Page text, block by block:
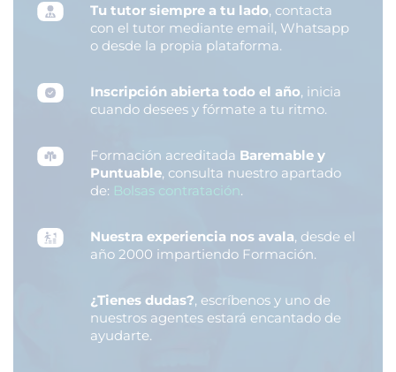
Tu tutor siempre a tu lado, contacta
con el tutor mediante email, Whatsapp
o desde la propia plataforma.
Inscripción abierta todo el año, inicia
cuando desees y fórmate a tu ritmo.
Formación acreditada Baremable y
Puntuable, consulta nuestro apartado
de: Bolsas contratación.
Nuestra experiencia nos avala, desde el
año 2000 impartiendo Formación.
¿Tienes dudas?, escríbenos y uno de
nuestros agentes estará encantado de
ayudarte.